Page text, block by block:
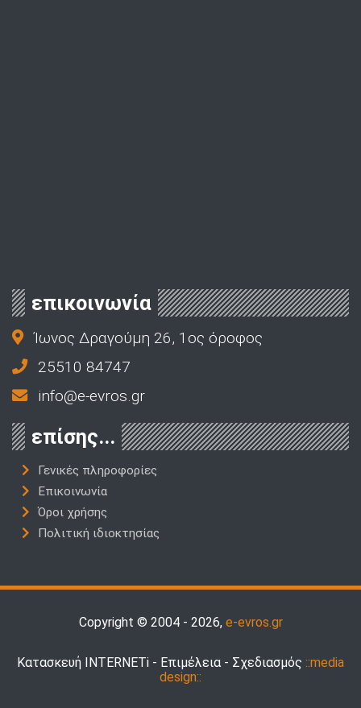
επικοινωνία
Ίωνος Δραγούμη 26, 1ος όροφος
25510 84747
info@e-evros.gr
επίσης...
Γενικές πληροφορίες
Επικοινωνία
Όροι χρήσης
Πολιτική ιδιοκτησίας
Copyright © 2004 - 2026, e-evros.gr
Κατασκευή INTERNETi - Επιμέλεια - Σχεδιασμός ::media
design::